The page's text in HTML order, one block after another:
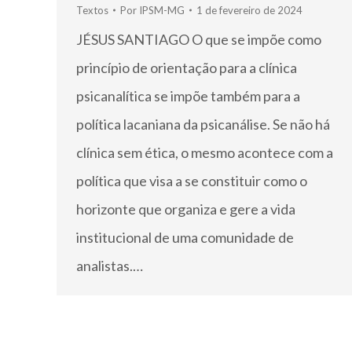
Textos Por IPSM-MG 1 de fevereiro de 2024
JÉSUS SANTIAGO O que se impõe como
princípio de orientação para a clínica
psicanalítica se impõe também para a
política lacaniana da psicanálise. Se não há
clínica sem ética, o mesmo acontece com a
política que visa a se constituir como o
horizonte que organiza e gere a vida
institucional de uma comunidade de
analistas.…